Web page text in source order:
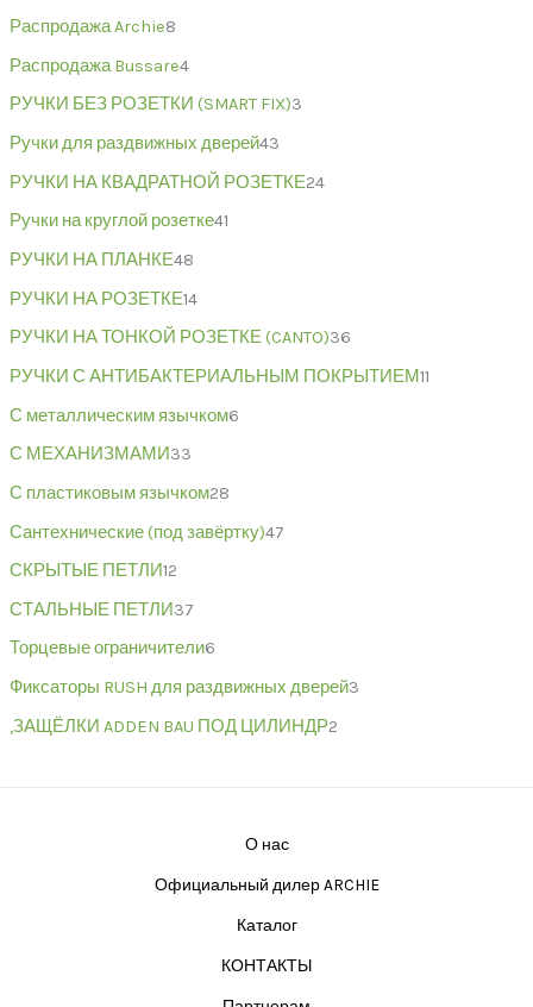
Распродажа Archie8
Распродажа Bussare4
РУЧКИ БЕЗ РОЗЕТКИ (SMART FIX)3
Ручки для раздвижных дверей43
РУЧКИ НА КВАДРАТНОЙ РОЗЕТКЕ24
Ручки на круглой розетке41
РУЧКИ НА ПЛАНКЕ48
РУЧКИ НА РОЗЕТКЕ14
РУЧКИ НА ТОНКОЙ РОЗЕТКЕ (CANTO)36
РУЧКИ С АНТИБАКТЕРИАЛЬНЫМ ПОКРЫТИЕМ11
С металлическим язычком6
С МЕХАНИЗМАМИ33
С пластиковым язычком28
Сантехнические (под завёртку)47
СКРЫТЫЕ ПЕТЛИ12
СТАЛЬНЫЕ ПЕТЛИ37
Торцевые ограничители6
Фиксаторы RUSH для раздвижных дверей3
,ЗАЩЁЛКИ ADDEN BAU ПОД ЦИЛИНДР2
О нас
Официальный дилер ARCHIE
Каталог
КОНТАКТЫ